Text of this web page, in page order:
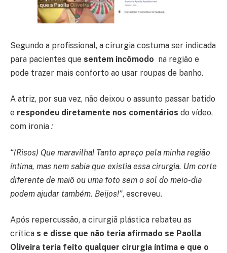
Segundo a profissional, a cirurgia costuma ser indicada
para pacientes que sentem incômodo na região e
pode trazer mais conforto ao usar roupas de banho.
A atriz, por sua vez, não deixou o assunto passar batido
e respondeu diretamente nos comentários do vídeo,
com ironia :
“(Risos) Que maravilha! Tanto apreço pela minha região
íntima, mas nem sabia que existia essa cirurgia. Um corte
diferente de maiô ou uma foto sem o sol do meio-dia
podem ajudar também. Beijos!”, escreveu.
Após repercussão, a cirurgiã plástica rebateu as
crítica s e disse que não teria afirmado se Paolla
Oliveira teria feito qualquer cirurgia íntima e que o